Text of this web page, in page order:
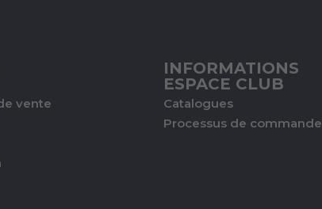
vente
INFORMATIONS
ESPACE CLUB
Catalogues
Processus de commande